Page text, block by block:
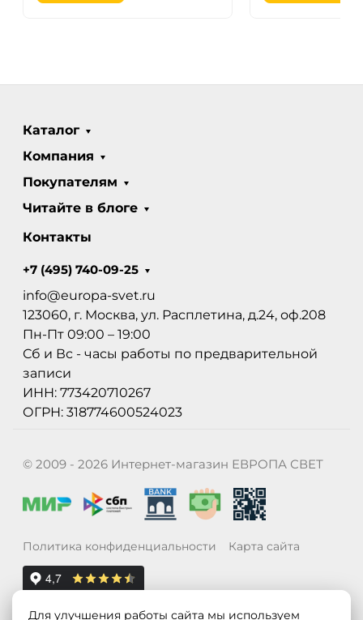
Каталог
Компания
Покупателям
Читайте в блоге
Контакты
+7 (495) 740-09-25
info@europa-svet.ru
123060, г. Москва, ул. Расплетина, д.24, оф.208
Пн-Пт 09:00 – 19:00
Сб и Вс - часы работы по предварительной
записи
ИНН: 773420710267
ОГРН: 318774600524023
© 2009 - 2026 Интернет-магазин ЕВРОПА СВЕТ
Политика конфиденциальности Карта сайта
Для улучшения работы сайта мы используем